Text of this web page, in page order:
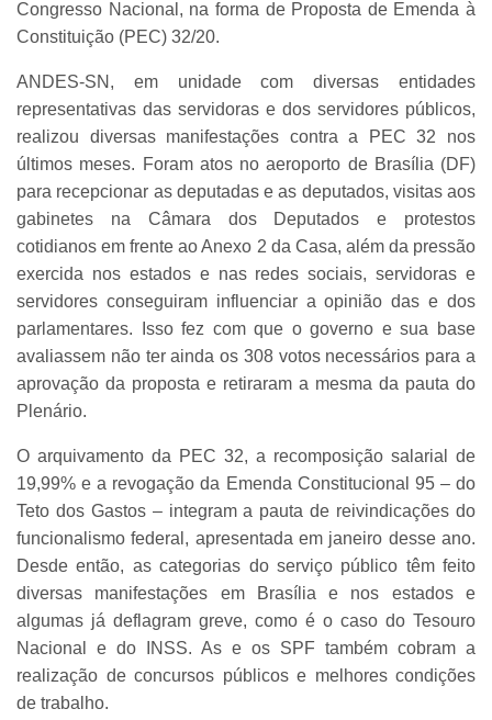
Congresso Nacional, na forma de Proposta de Emenda à
Constituição (PEC) 32/20.
ANDES-SN, em unidade com diversas entidades
representativas das servidoras e dos servidores públicos,
realizou diversas manifestações contra a PEC 32 nos
últimos meses. Foram atos no aeroporto de Brasília (DF)
para recepcionar as deputadas e as deputados, visitas aos
gabinetes na Câmara dos Deputados e protestos
cotidianos em frente ao Anexo 2 da Casa, além da pressão
exercida nos estados e nas redes sociais, servidoras e
servidores conseguiram influenciar a opinião das e dos
parlamentares. Isso fez com que o governo e sua base
avaliassem não ter ainda os 308 votos necessários para a
aprovação da proposta e retiraram a mesma da pauta do
Plenário.
O arquivamento da PEC 32, a recomposição salarial de
19,99% e a revogação da Emenda Constitucional 95 – do
Teto dos Gastos – integram a pauta de reivindicações do
funcionalismo federal, apresentada em janeiro desse ano.
Desde então, as categorias do serviço público têm feito
diversas manifestações em Brasília e nos estados e
algumas já deflagram greve, como é o caso do Tesouro
Nacional e do INSS. As e os SPF também cobram a
realização de concursos públicos e melhores condições
de trabalho.